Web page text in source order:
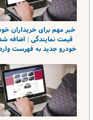
خبر مهم برای خریداران
خودرو جدید به فهرست